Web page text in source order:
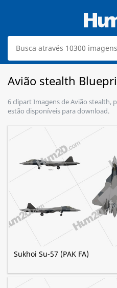
Avião stealth
6 clipart Imagens de Avião stealth,
estão disponíveis para download.
Sukhoi Su-57 (PAK FA)